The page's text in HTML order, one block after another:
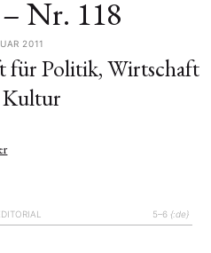
Nr. 118
2011
für Politik, Wirtschaft
5–6 {:de}